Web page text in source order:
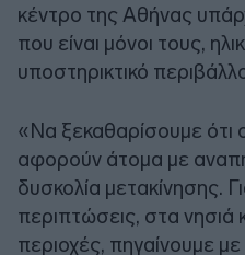
κέντρο της Αθήνας
που είναι μόνοι τους,
υποστηρικτικό
«Να ξεκαθαρίσουμε ότι
αφορούν άτομα με
δυσκολία μετακίνησης.
περιπτώσεις, στα νησιά
περιοχές, πηγαίνουμε